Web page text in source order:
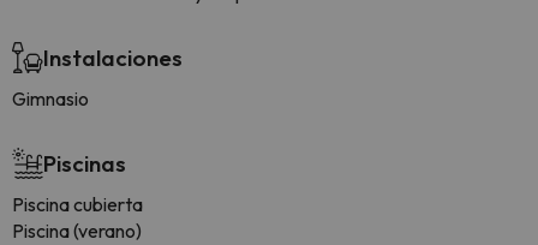
Instalaciones
Gimnasio
Piscinas
Piscina cubierta
Piscina (verano)